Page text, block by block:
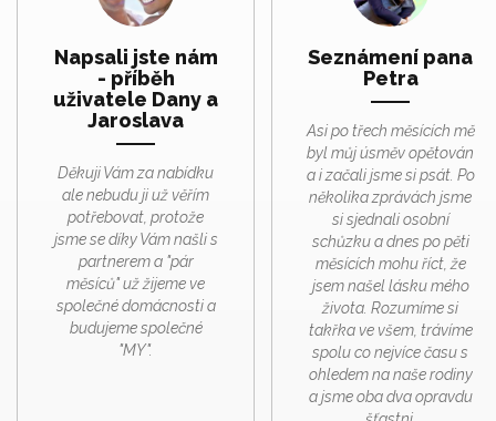
Napsali jste nám
- příběh
uživatele Dany a
Jaroslava
Děkuji Vám za nabídku
ale nebudu ji už věřím
potřebovat, protože
jsme se díky Vám našli s
partnerem a "pár
měsíců" už žijeme ve
společné domácnosti a
budujeme společné
"MY".
Seznámení pana
Petra
Asi po třech měsících mě
byl můj úsměv opětován
a i začali jsme si psát. Po
několika zprávách jsme
si sjednali osobní
schůzku a dnes po pěti
měsících mohu říct, že
jsem našel lásku mého
života. Rozumíme si
takřka ve všem, trávíme
spolu co nejvíce času s
ohledem na naše rodiny
a jsme oba dva opravdu